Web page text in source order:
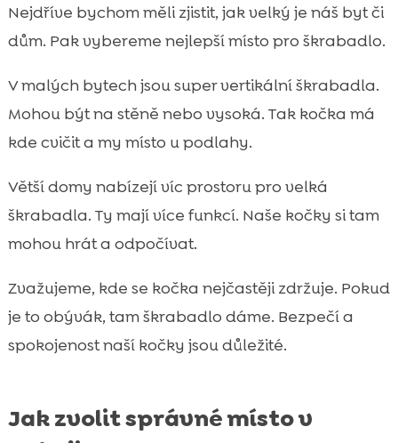
Nejdříve bychom měli zjistit, jak velký je náš byt či
dům. Pak vybereme nejlepší místo pro škrabadlo.
V malých bytech jsou super vertikální škrabadla.
Mohou být na stěně nebo vysoká. Tak kočka má
kde cvičit a my místo u podlahy.
Větší domy nabízejí víc prostoru pro velká
škrabadla. Ty mají více funkcí. Naše kočky si tam
mohou hrát a odpočívat.
Zvažujeme, kde se kočka nejčastěji zdržuje. Pokud
je to obývák, tam škrabadlo dáme. Bezpečí a
spokojenost naší kočky jsou důležité.
Jak zvolit správné místo v